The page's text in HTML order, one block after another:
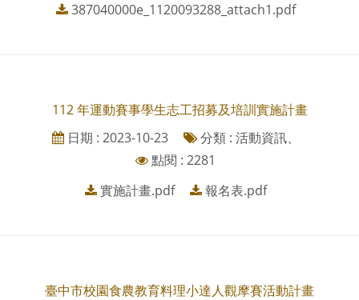
387040000e_1120093288_attach1.pdf
112 年運動賽事學生志工招募及培訓實施計畫
日期 : 2023-10-23
分類 : 活動資訊、
點閱 : 2281
實施計畫.pdf
報名表.pdf
臺中市校園食農教育料理小達人觀摩賽活動計畫